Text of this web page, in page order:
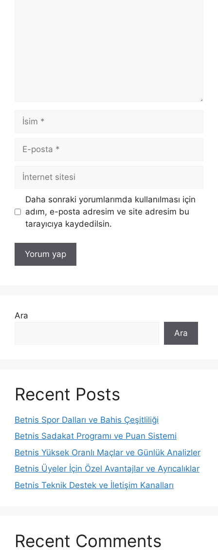
İsim
posta
İnternet
Daha sonraki yorumlarımda kullanılması için
adım, e-posta adresim ve site adresim bu
tarayıcıya kaydedilsin.
Ara
Ara
Recent Posts
Betnis Spor Dalları ve Bahis Çeşitliliği
Betnis Sadakat Programı ve Puan Sistemi
Betnis Yüksek Oranlı Maçlar ve Günlük Analizler
Betnis Üyeler İçin Özel Avantajlar ve Ayrıcalıklar
Betnis Teknik Destek ve İletişim Kanalları
Recent Comments